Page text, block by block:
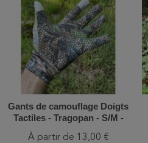
Gants de camouflage Doigts
Tactiles - Tragopan - S/M -
À partir de 13,00 €